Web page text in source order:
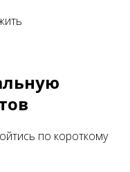
по короткому